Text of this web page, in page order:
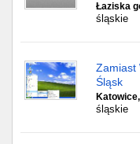
Łaziska
śląskie
Zamiast
Śląsk
śląskie